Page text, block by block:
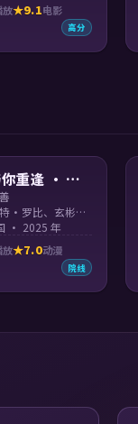
9.1电影
高分
重逢 · 原
主演：玛格特·罗比、玄彬、吴京、沈腾
· 2025 年
7.0动漫
院线